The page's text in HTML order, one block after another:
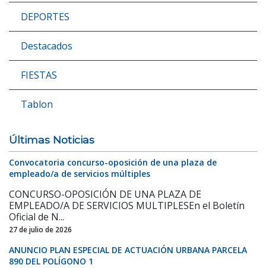
DEPORTES
Destacados
FIESTAS
Tablon
Últimas Noticias
Convocatoria concurso-oposición de una plaza de
empleado/a de servicios múltiples
CONCURSO-OPOSICIÓN DE UNA PLAZA DE
EMPLEADO/A DE SERVICIOS MULTIPLESEn el Boletín
Oficial de N...
27 de julio de 2026
ANUNCIO PLAN ESPECIAL DE ACTUACIÓN URBANA PARCELA
890 DEL POLÍGONO 1